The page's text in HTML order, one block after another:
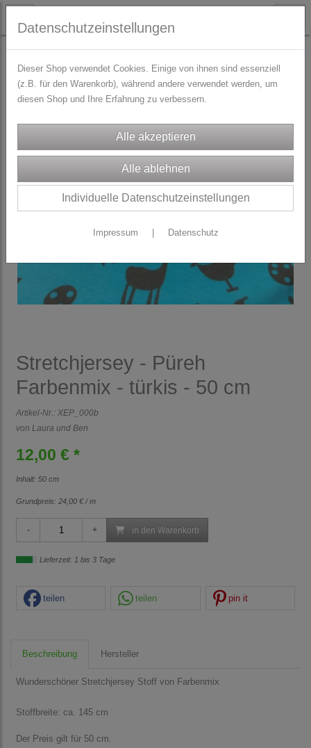
STOFFE Jersey / Baumwolljersey
Stretchjersey - Püreh
Farbenmix - türkis - 50 cm
Artikel-Nr.: XEP_000b
von Laura und Ben
12,00 € *
Inhalt: 50 cm
Grundpreis: 24,00 € / m
in den Warenkorb
Lieferzeit: 1 bis 3 Tage
teilen teilen pin it
Beschreibung Hersteller
Wunderschöner Stretchjersey Stoff von Farbenmix
Stoffbreite: ca. 145 cm
Der Preis gilt für 50 cm.
Datenschutzeinstellungen
Dieser Shop verwendet Cookies. Einige von ihnen sind essenziell
(z.B. für den Warenkorb), während andere verwendet werden, um
diesen Shop und Ihre Erfahrung zu verbessern.
Individuelle Datenschutzeinstellungen
Impressum Datenschutz